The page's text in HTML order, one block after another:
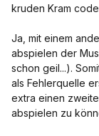
kruden Kram
Ja, mit einem
abspielen der
schon geil...).
als Fehlerquelle
extra einen
abspielen zu